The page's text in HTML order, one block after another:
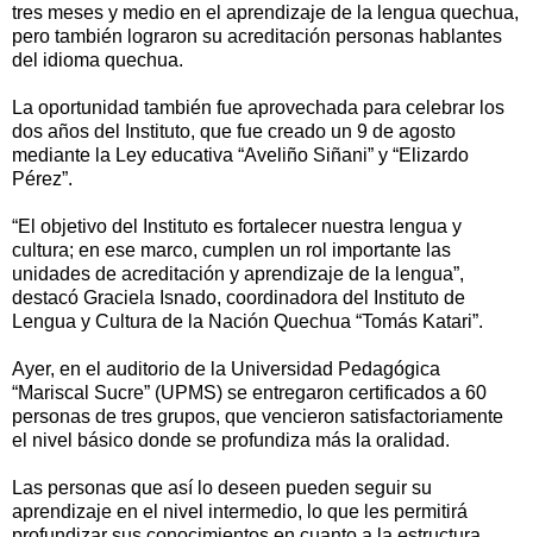
tres meses y medio en el aprendizaje de la lengua quechua,
pero también lograron su acreditación personas hablantes
del idioma quechua.
La oportunidad también fue aprovechada para celebrar los
dos años del Instituto, que fue creado un 9 de agosto
mediante la Ley educativa “Aveliño Siñani” y “Elizardo
Pérez”.
“El objetivo del Instituto es fortalecer nuestra lengua y
cultura; en ese marco, cumplen un rol importante las
unidades de acreditación y aprendizaje de la lengua”,
destacó Graciela Isnado, coordinadora del Instituto de
Lengua y Cultura de la Nación Quechua “Tomás Katari”.
Ayer, en el auditorio de la Universidad Pedagógica
“Mariscal Sucre” (UPMS) se entregaron certificados a 60
personas de tres grupos, que vencieron satisfactoriamente
el nivel básico donde se profundiza más la oralidad.
Las personas que así lo deseen pueden seguir su
aprendizaje en el nivel intermedio, lo que les permitirá